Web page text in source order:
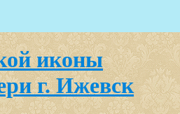
иконы
г. Ижевск